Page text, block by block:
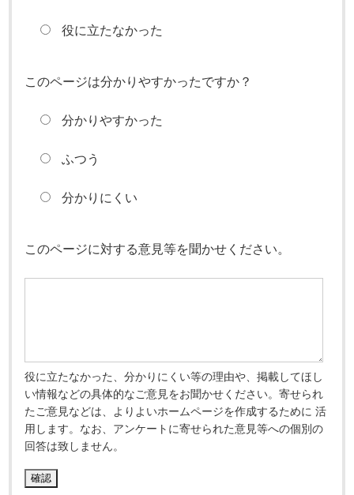
役に立たなかった
このページは分かりやすかったですか？
分かりやすかった
ふつう
分かりにくい
このページに対する意見等を聞かせください。
役に立たなかった、分かりにくい等の理由や、掲載してほし
い情報などの具体的なご意見をお聞かせください。寄せられ
たご意見などは、よりよいホームページを作成するために 活
用します。なお、アンケートに寄せられた意見等への個別の
回答は致しません。